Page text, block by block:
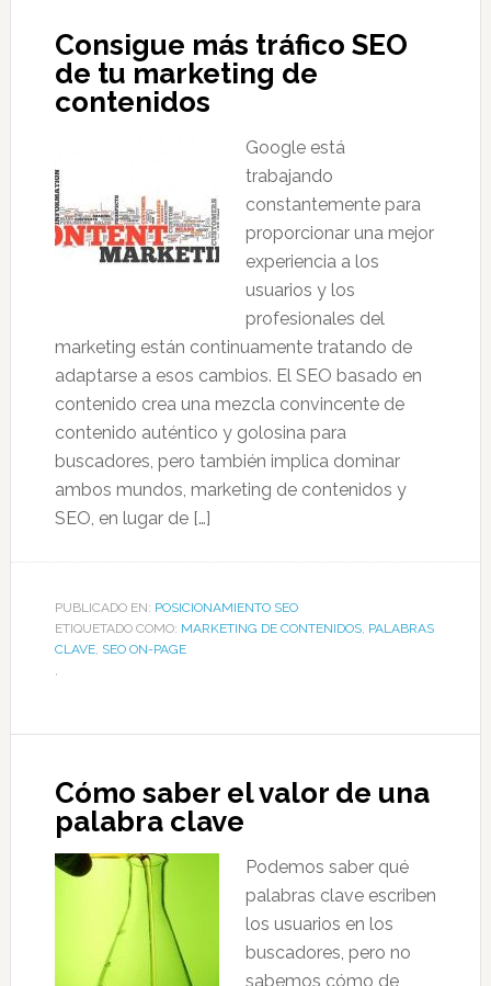
Consigue más tráfico SEO
de tu marketing de
contenidos
Google está
trabajando
constantemente para
proporcionar una mejor
experiencia a los
usuarios y los
profesionales del
marketing están continuamente tratando de
adaptarse a esos cambios. El SEO basado en
contenido crea una mezcla convincente de
contenido auténtico y golosina para
buscadores, pero también implica dominar
ambos mundos, marketing de contenidos y
SEO, en lugar de […]
PUBLICADO EN: POSICIONAMIENTO SEO
ETIQUETADO COMO: MARKETING DE CONTENIDOS, PALABRAS
CLAVE, SEO ON-PAGE
,
Cómo saber el valor de una
palabra clave
Podemos saber qué
palabras clave escriben
los usuarios en los
buscadores, pero no
sabemos cómo de